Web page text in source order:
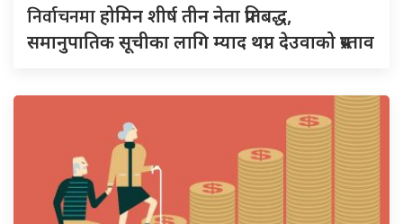
निर्वाचनमाहोमिन शीर्ष तीन नेता प्रतिबद्ध,
समानुपातिक सूचीका लागि म्याद थप्न देउवाको प्रस्ताव